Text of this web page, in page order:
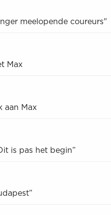
meelopende coureurs"
Max
aan Max
is pas het begin”